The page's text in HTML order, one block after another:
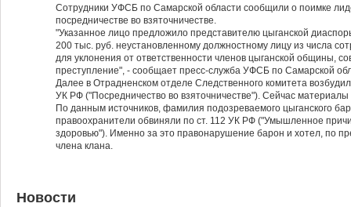
Сотрудники УФСБ по Самарской области сообщили о поимке
посредничестве во взяточничестве.
"Указанное лицо предложило представителю цыганской
200 тыс. руб. неустановленному должностному лицу из числа
для уклонения от ответственности членов цыганской общины,
преступление", - сообщает пресс-служба УФСБ по Самарской
Далее в Отрадненском отделе Следственного комитета
УК РФ ("Посредничество во взяточничестве"). Сейчас
По данным источников, фамилия подозреваемого цыганского
правоохранители обвиняли по ст. 112 УК РФ ("Умышленное
здоровью"). Именно за это правонарушение барон и хотел, по
члена клана.
Новости